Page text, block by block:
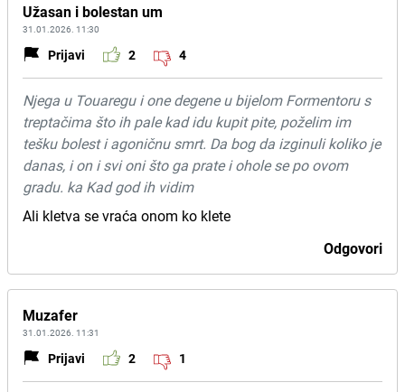
Užasan i bolestan um
31.01.2026. 11:30
Prijavi 2 4
Njega u Touaregu i one degene u bijelom Formentoru s
treptačima što ih pale kad idu kupit pite, poželim im
tešku bolest i agoničnu smrt. Da bog da izginuli koliko je
danas, i on i svi oni što ga prate i ohole se po ovom
gradu. ka Kad god ih vidim
Ali kletva se vraća onom ko klete
Odgovori
Muzafer
31.01.2026. 11:31
Prijavi 2 1